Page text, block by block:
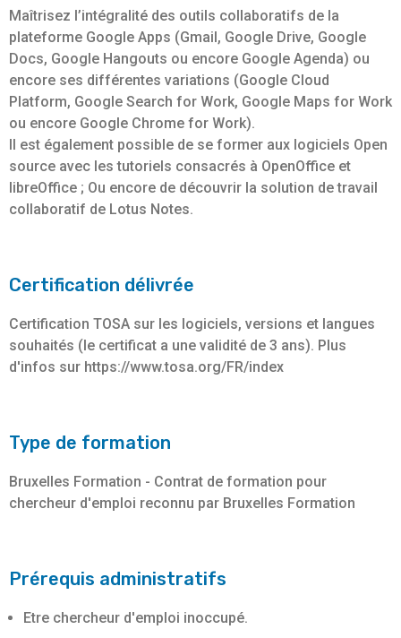
Maîtrisez l’intégralité des outils collaboratifs de la
plateforme Google Apps (Gmail, Google Drive, Google
Docs, Google Hangouts ou encore Google Agenda) ou
encore ses différentes variations (Google Cloud
Platform, Google Search for Work, Google Maps for Work
ou encore Google Chrome for Work).
Il est également possible de se former aux logiciels Open
source avec les tutoriels consacrés à OpenOffice et
libreOffice ; Ou encore de découvrir la solution de travail
collaboratif de Lotus Notes.
Certification délivrée
Certification TOSA sur les logiciels, versions et langues
souhaités (le certificat a une validité de 3 ans). Plus
d'infos sur https://www.tosa.org/FR/index
Type de formation
Bruxelles Formation - Contrat de formation pour
chercheur d'emploi reconnu par Bruxelles Formation
Prérequis administratifs
Etre chercheur d'emploi inoccupé.